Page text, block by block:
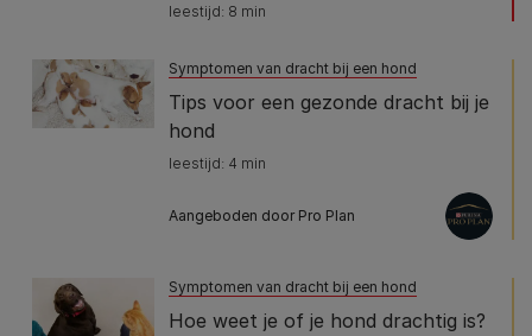
leestijd: 8 min
Symptomen van dracht bij een hond
Tips voor een gezonde dracht bij je
hond
leestijd: 4 min
Aangeboden door Pro Plan
Symptomen van dracht bij een hond
Hoe weet je of je hond drachtig is?